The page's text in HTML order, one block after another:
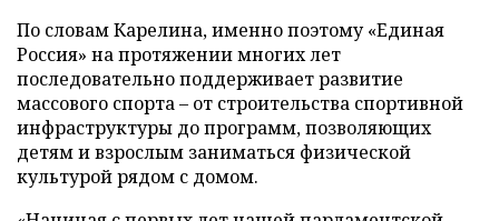
По словам Карелина, именно поэтому «Единая
Россия» на протяжении многих лет
последовательно поддерживает развитие
массового спорта – от строительства спортивной
инфраструктуры до программ, позволяющих
детям и взрослым заниматься физической
культурой рядом с домом.